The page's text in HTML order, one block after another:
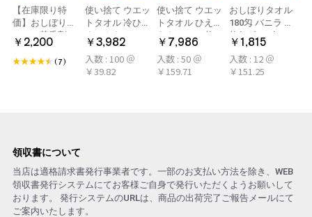
【在庫限り特
価】おしぼり用
アロマ芳香剤
LARME(ラルム)
シトラール 旧デ
￥2,200
(7)
使い捨て ウエッ
トタオル 冷ひや
ネックタオル
50本×2パック
100本 冷感タオ
ル 首 個包装 日
￥3,982
入数 : 100 ＠
￥39.82
使い捨て ウエッ
トタオル ひえひ
えタオル 50枚
冷感タオル ミン
ト アロマおしぼ
り
￥7,986
入数 : 50 ＠
￥159.71
おしぼりタオル
180匁 バニラ 12
枚(1ダース)
￥1,815
入数 : 12 ＠
￥151.25
領収書について
当店は適格請求書発行事業者です。一部のお支払い方法を除き、WEB
領収書発行システムにてお客様ご自身で発行いただくようお願いして
おります。 発行システムのURLは、商品の出荷完了ご報告メールにて
ご案内いたします。